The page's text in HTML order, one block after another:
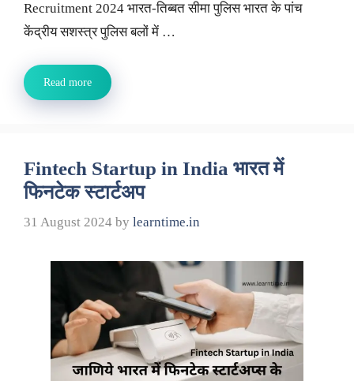
Recruitment 2024 भारत-तिब्बत सीमा पुलिस भारत के पांच
केंद्रीय सशस्त्र पुलिस बलों में …
Read more
Fintech Startup in India भारत में
फिनटेक स्टार्टअप
31 August 2024 by learntime.in